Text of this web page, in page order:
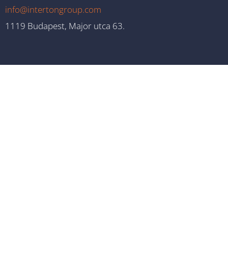
info@intertongroup.com
1119 Budapest, Major utca 63.